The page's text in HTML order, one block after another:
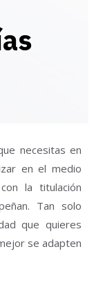
necesitas en
en el medio
la titulación
Tan solo
que quieres
se adapten